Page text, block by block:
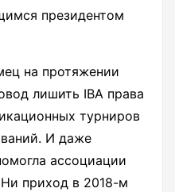
президентом
на протяжении
лишить IBA права
турниров
И даже
ассоциации
Ни приход в 2018-м